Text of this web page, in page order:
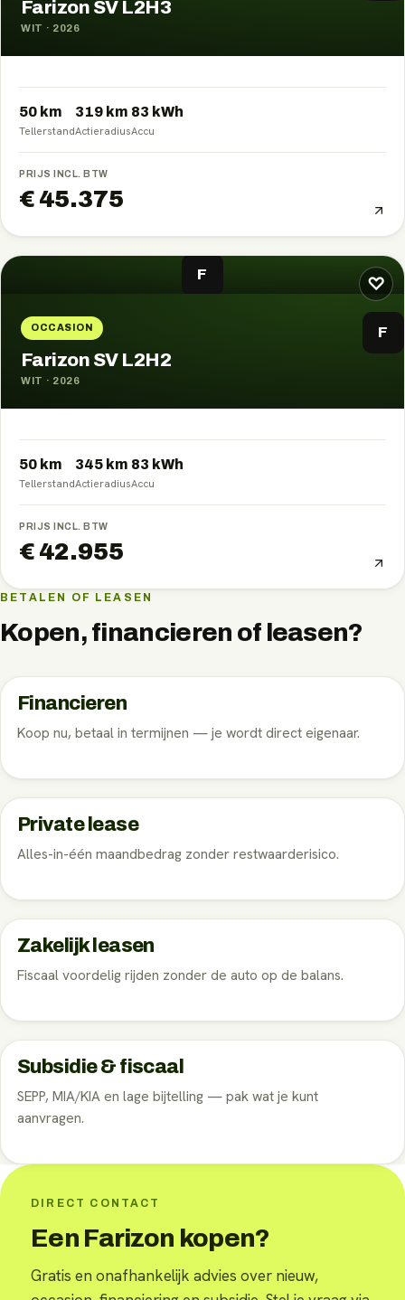
Farizon SV L2H3
WIT · 2026
50 km
Tellerstand
319 km
Actieradius
83 kWh
Accu
PRIJS INCL. BTW
€ 45.375
♡
F
OCCASION F
Farizon SV L2H2
WIT · 2026
50 km
Tellerstand
345 km
Actieradius
83 kWh
Accu
PRIJS INCL. BTW
€ 42.955
BETALEN OF LEASEN
Kopen, financieren of leasen?
Financieren
Koop nu, betaal in termijnen — je wordt direct eigenaar.
Private lease
Alles-in-één maandbedrag zonder restwaarderisico.
Zakelijk leasen
Fiscaal voordelig rijden zonder de auto op de balans.
Subsidie & fiscaal
SEPP, MIA/KIA en lage bijtelling — pak wat je kunt
aanvragen.
DIRECT CONTACT
Een Farizon kopen?
Gratis en onafhankelijk advies over nieuw,